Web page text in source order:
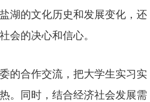
湖的文化历史和发展变化，还
会的决心和信心。
的合作交流，把大学生实习实
。同时，结合经济社会发展需